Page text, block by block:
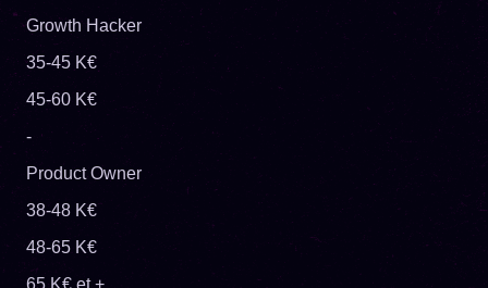
Growth Hacker
35-45 K€
45-60 K€
-
Product Owner
38-48 K€
48-65 K€
65 K€ et +